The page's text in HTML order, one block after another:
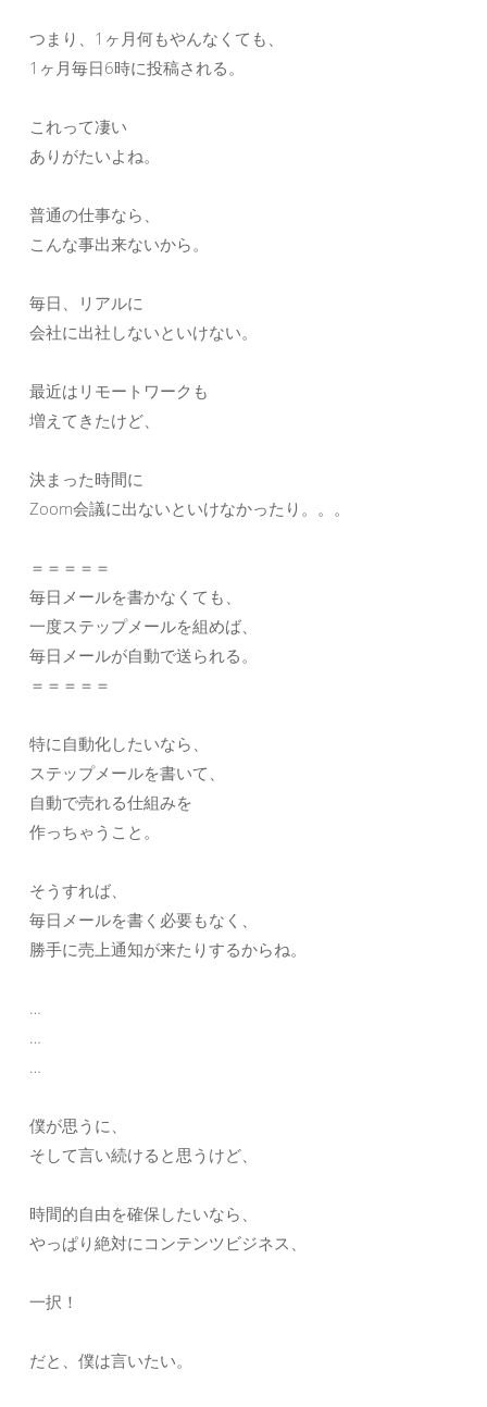
つまり、1ヶ月何もやんなくても、
1ヶ月毎日6時に投稿される。
これって凄い
ありがたいよね。
普通の仕事なら、
こんな事出来ないから。
毎日、リアルに
会社に出社しないといけない。
最近はリモートワークも
増えてきたけど、
決まった時間に
Zoom会議に出ないといけなかったり。。。
＝＝＝＝＝
毎日メールを書かなくても、
一度ステップメールを組めば、
毎日メールが自動で送られる。
＝＝＝＝＝
特に自動化したいなら、
ステップメールを書いて、
自動で売れる仕組みを
作っちゃうこと。
そうすれば、
毎日メールを書く必要もなく、
勝手に売上通知が来たりするからね。
…
…
…
僕が思うに、
そして言い続けると思うけど、
時間的自由を確保したいなら、
やっぱり絶対にコンテンツビジネス、
一択！
だと、僕は言いたい。